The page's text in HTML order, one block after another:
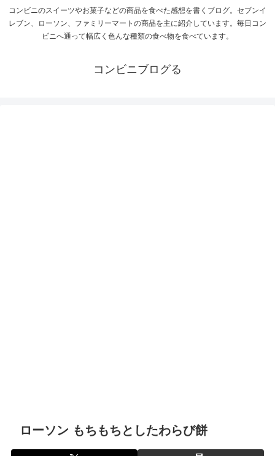
コンビニのスイーツやお菓子などの商品を食べた感想を書くブログ。セブンイ
レブン、ローソン、ファミリーマートの商品を主に紹介しています。毎日コン
ビニへ通って幅広く色んな種類の食べ物を食べています。
コンビニブログる
ローソン もちもちとしたわらび餅